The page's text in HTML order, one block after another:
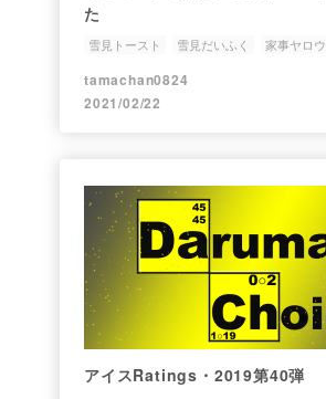
た
雪見トースト 雪見だいふく 家事ヤロウ
tamachan0824
2021/02/22
アイスRatings・2019第40弾